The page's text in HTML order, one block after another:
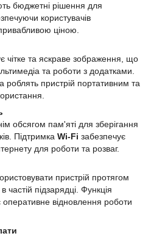
бюджетні рішення для
користувачів
ціною.
чітке та яскраве зображення, що
та роботи з додатками.
роблять пристрій портативним та
обсягом пам'яті для зберігання
Підтримка Wi-Fi забезпечує
для роботи та розваг.
пристрій протягом
частій підзарядці. Функція
оперативне відновлення роботи